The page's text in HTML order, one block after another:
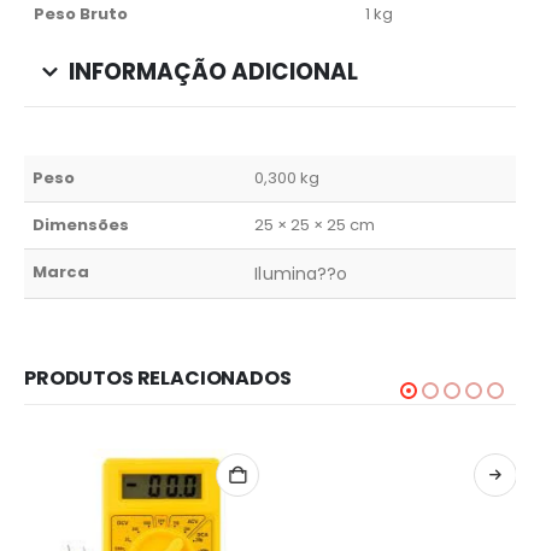
Peso Bruto 1 kg
INFORMAÇÃO ADICIONAL
Peso 0,300 kg
Dimensões 25 × 25 × 25 cm
Marca Ilumina??o
PRODUTOS RELACIONADOS